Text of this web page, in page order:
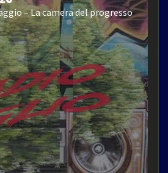
– La camera del progresso